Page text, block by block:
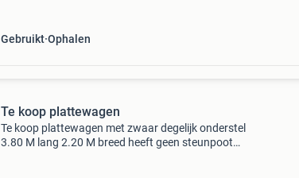
Gebruikt Ophalen
Te koop plattewagen
Te koop plattewagen met zwaar degelijk onderstel
3.80 M lang 2.20 M breed heeft geen steunpoot